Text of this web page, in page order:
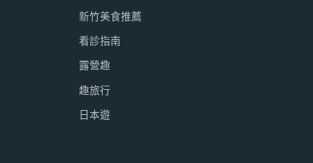
新竹美食推薦
看診指南
露營趣
趣旅行
日本遊